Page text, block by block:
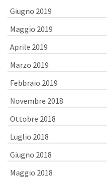
Giugno 2019
Maggio 2019
Aprile 2019
Marzo 2019
Febbraio 2019
Novembre 2018
Ottobre 2018
Luglio 2018
Giugno 2018
Maggio 2018